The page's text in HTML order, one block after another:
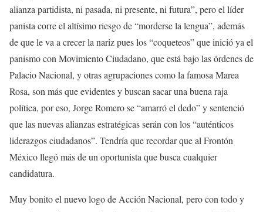
alianza partidista, ni pasada, ni presente, ni futura”, pero el líder
panista corre el altísimo riesgo de “morderse la lengua”, además
de que le va a crecer la nariz pues los “coqueteos” que inició ya el
panismo con Movimiento Ciudadano, que está bajo las órdenes de
Palacio Nacional, y otras agrupaciones como la famosa Marea
Rosa, son más que evidentes y buscan sacar una buena raja
política, por eso, Jorge Romero se “amarró el dedo” y sentenció
que las nuevas alianzas estratégicas serán con los “auténticos
liderazgos ciudadanos”. Tendría que recordar que al Frontón
México llegó más de un oportunista que busca cualquier
candidatura.
Muy bonito el nuevo logo de Acción Nacional, pero con todo y